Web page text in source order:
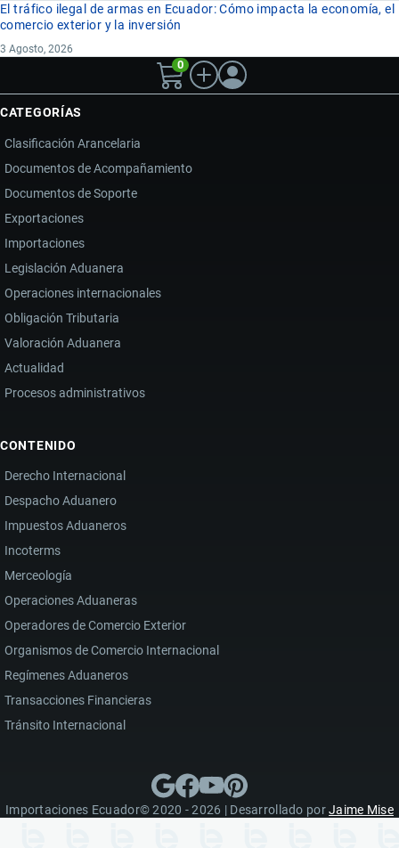
El tráfico ilegal de armas en Ecuador: Cómo impacta la economía, el
comercio exterior y la inversión
3 Agosto, 2026
0
CATEGORÍAS
Clasificación Arancelaria
Documentos de Acompañamiento
Documentos de Soporte
Exportaciones
Importaciones
Legislación Aduanera
Operaciones internacionales
Obligación Tributaria
Valoración Aduanera
Actualidad
Procesos administrativos
CONTENIDO
Derecho Internacional
Despacho Aduanero
Impuestos Aduaneros
Incoterms
Merceología
Operaciones Aduaneras
Operadores de Comercio Exterior
Organismos de Comercio Internacional
Regímenes Aduaneros
Transacciones Financieras
Tránsito Internacional
Importaciones Ecuador© 2020 - 2026 | Desarrollado porJaime Mise